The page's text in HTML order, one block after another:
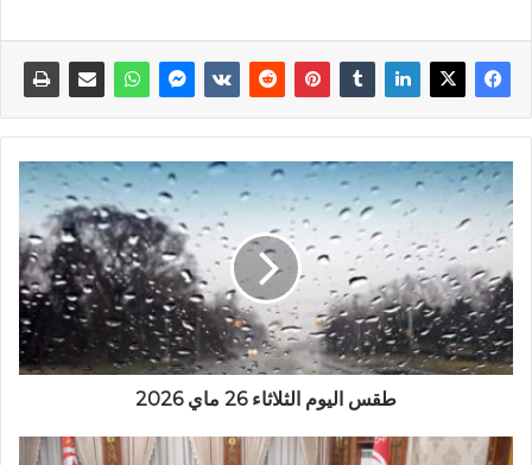
طقس اليوم الثلاثاء 26 ماي 2026